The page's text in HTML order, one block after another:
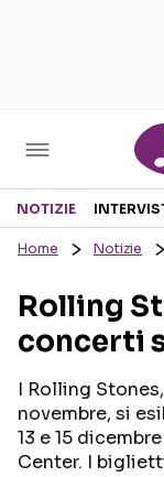
Sezioni
RECENSIONI
INTERVISTE
GOSSIP E
NOTIZIE
Home Notizie
Rolling
concerti
I Rolling
novembre, si
13 e 15
Center. I